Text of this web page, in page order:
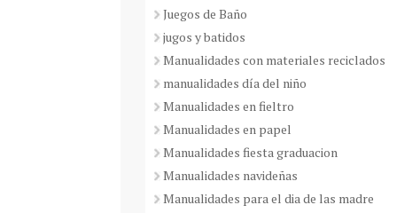
Juegos de Baño
jugos y batidos
Manualidades con materiales reciclados
manualidades día del niño
Manualidades en fieltro
Manualidades en papel
Manualidades fiesta graduacion
Manualidades navideñas
Manualidades para el dia de las madre